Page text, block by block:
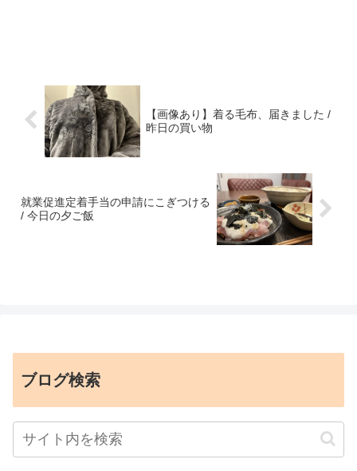
【画像あり】着る毛布、届きました /
昨日の買い物
就業促進定着手当の申請にこぎつける
/ 今日の夕ご飯
ブログ検索